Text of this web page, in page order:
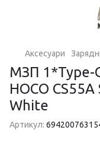
Аксесуари
МЗП 1*Type-
HOCO
White
Артикул: